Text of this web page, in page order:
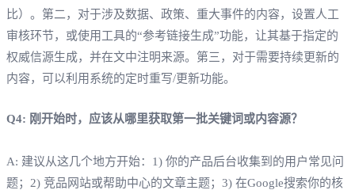
比）。第二，对于涉及数据、政策、重大事件的内容，设置人工
审核环节，或使用工具的“参考链接生成”功能，让其基于指定的
权威信源生成，并在文中注明来源。第三，对于需要持续更新的
内容，可以利用系统的定时重写/更新功能。
Q4: 刚开始时，应该从哪里获取第一批关键词或内容源？
A: 建议从这几个地方开始：1) 你的产品后台收集到的用户常见问
题；2) 竞品网站或帮助中心的文章主题；3) 在Google搜索你的核